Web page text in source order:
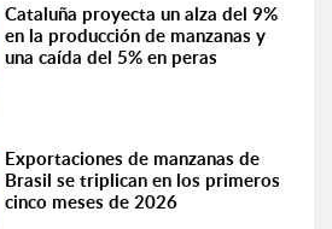
Cataluña proyecta un alza del 9%
en la producción de manzanas y
una caída del 5% en peras
Exportaciones de manzanas de
Brasil se triplican en los primeros
cinco meses de 2026